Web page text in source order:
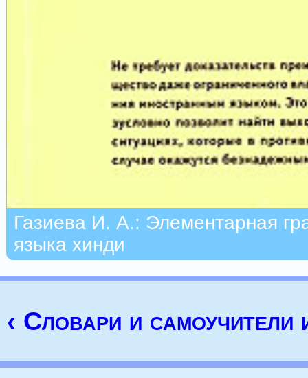
Газиева И. А.: Элементарная
языка хинди
‹ Словари и самоучители